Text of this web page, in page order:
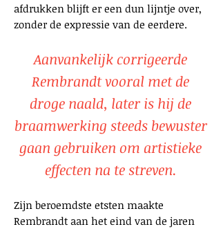
afdrukken blijft er een dun lijntje over,
zonder de expressie van de eerdere.
Aanvankelijk corrigeerde
Rembrandt vooral met de
droge naald, later is hij de
braamwerking steeds bewuster
gaan gebruiken om artistieke
effecten na te streven.
Zijn beroemdste etsten maakte
Rembrandt aan het eind van de jaren